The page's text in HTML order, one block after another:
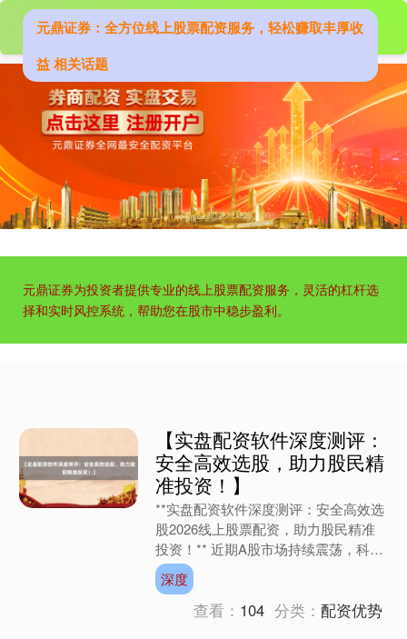
元鼎证券为投资者提供专业的线上股票配资服务，灵活的杠杆选
择和实时风控系统，帮助您在股市中稳步盈利。
元鼎证券：全方位线上股票配资服务，轻松赚取丰厚收
益 相关话题
【实盘配资软件深度测评：
安全高效选股，助力股民精
准投资！】
**实盘配资软件深度测评：安全高效选
股2026线上股票配资，助力股民精准
投资！** 近期A股市场持续震荡，科技
股与新能源板块轮动加速，叠加北交所
扩容政策落地，股....
深度
查看： 104 分类：配资优势
上证综指 3937.63 +37.28 +0.96%
深证成指 14296.76 +186.64
沪深300 4689.56 +38.25